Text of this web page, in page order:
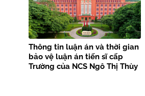
Thông tin luận án và thời gian
bảo vệ luận án tiến sĩ cấp
Trường của NCS Ngô Thị Thùy